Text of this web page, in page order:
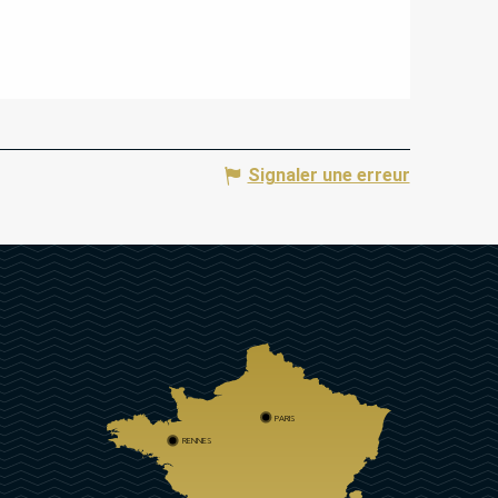
Signaler une erreur
PARIS
RENNES